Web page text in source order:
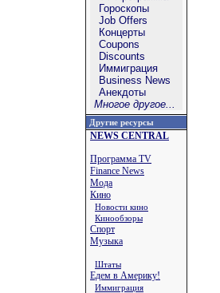
Гороскопы
Job Offers
Концерты
Coupons
Discounts
Иммиграция
Business News
Анекдоты
Многое другое...
Другие ресурсы
NEWS CENTRAL
Программа TV
Finance News
Мода
Кино
Новости кино
Кинообзоры
Спорт
Музыка
Штаты
Едем в Америку!
Иммиграция